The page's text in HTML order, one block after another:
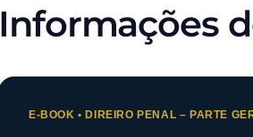
Informações
E-BOOK • DIREIRO PENAL – PARTE